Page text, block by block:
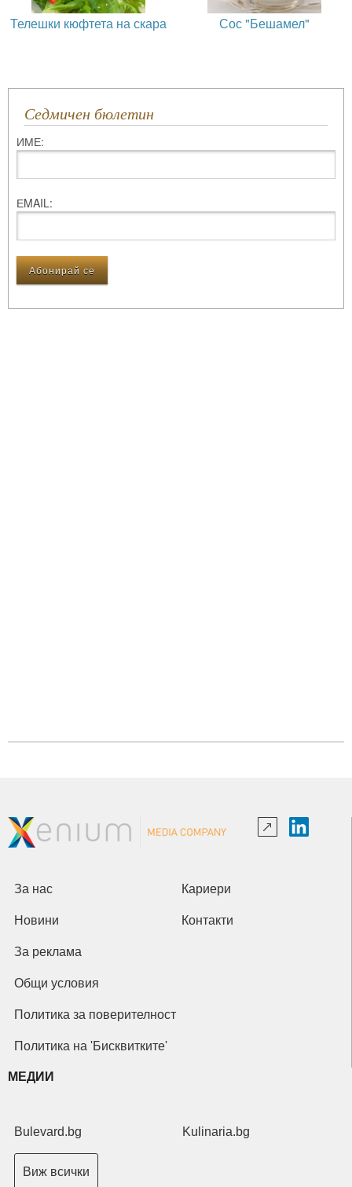
Телешки кюфтета на скара Сос "Бешамел"
Седмичен бюлетин
ИМЕ:
ЕMAIL:
За нас Кариери
Новини Контакти
За реклама
Общи условия
Политика за поверителност
Политика на 'Бисквитките'
МЕДИИ
Bulevard.bg Kulinaria.bg
Виж всички